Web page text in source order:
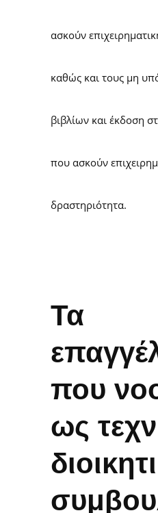
ασκούν
καθώς και τους μη
βιβλίων και έκδοση
που ασκούν
δραστηριότητα.
Τα
που
ως